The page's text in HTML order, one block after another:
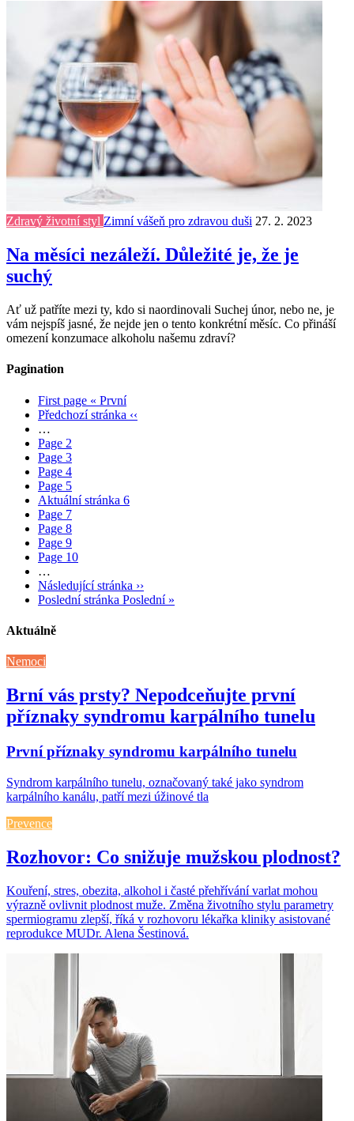
Zdravý životní styl Zimní vášeň pro zdravou duši 27. 2. 2023
Na měsíci nezáleží. Důležité je, že je
suchý
Ať už patříte mezi ty, kdo si naordinovali Suchej únor, nebo ne, je
vám nejspíš jasné, že nejde jen o tento konkrétní měsíc. Co přináší
omezení konzumace alkoholu našemu zdraví?
Pagination
First page « První
Předchozí stránka ‹‹
…
Page 2
Page 3
Page 4
Page 5
Aktuální stránka 6
Page 7
Page 8
Page 9
Page 10
…
Následující stránka ››
Poslední stránka Poslední »
Aktuálně
Nemoci
Brní vás prsty? Nepodceňujte první
příznaky syndromu karpálního tunelu
První příznaky syndromu karpálního tunelu
Syndrom karpálního tunelu, označovaný také jako syndrom
karpálního kanálu, patří mezi úžinové tla
Prevence
Rozhovor: Co snižuje mužskou plodnost?
Kouření, stres, obezita, alkohol i časté přehřívání varlat mohou
výrazně ovlivnit plodnost muže. Změna životního stylu parametry
spermiogramu zlepší, říká v rozhovoru lékařka kliniky asistované
reprodukce MUDr. Alena Šestinová.